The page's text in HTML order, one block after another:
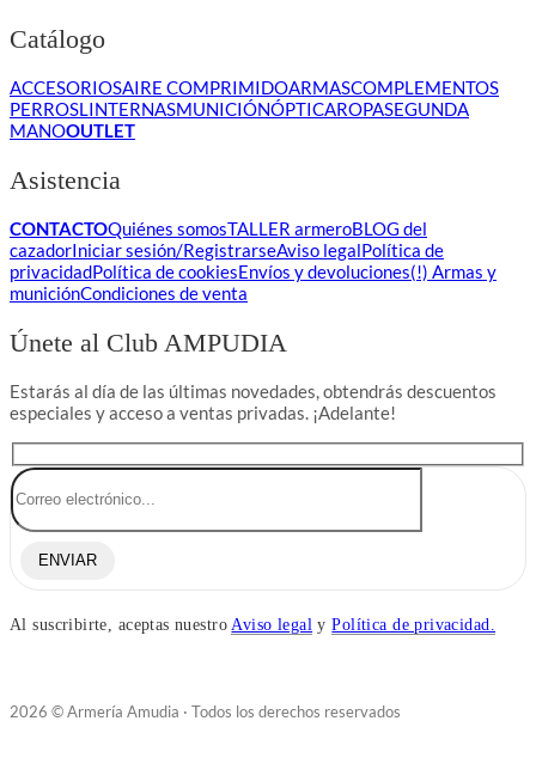
Catálogo
ACCESORIOSAIRE COMPRIMIDOARMASCOMPLEMENTOS
PERROSLINTERNASMUNICIÓNÓPTICAROPASEGUNDA
MANOOUTLET
Asistencia
CONTACTOQuiénes somosTALLER armeroBLOG del
cazadorIniciar sesión/RegistrarseAviso legalPolítica de
privacidadPolítica de cookiesEnvíos y devoluciones(!) Armas y
municiónCondiciones de venta
Únete al Club AMPUDIA
Estarás al día de las últimas novedades, obtendrás descuentos
especiales y acceso a ventas privadas. ¡Adelante!
ENVIAR
Al suscribirte, aceptas nuestro Aviso legal yPolítica de privacidad.
2026 © Armería Amudia · Todos los derechos reservados